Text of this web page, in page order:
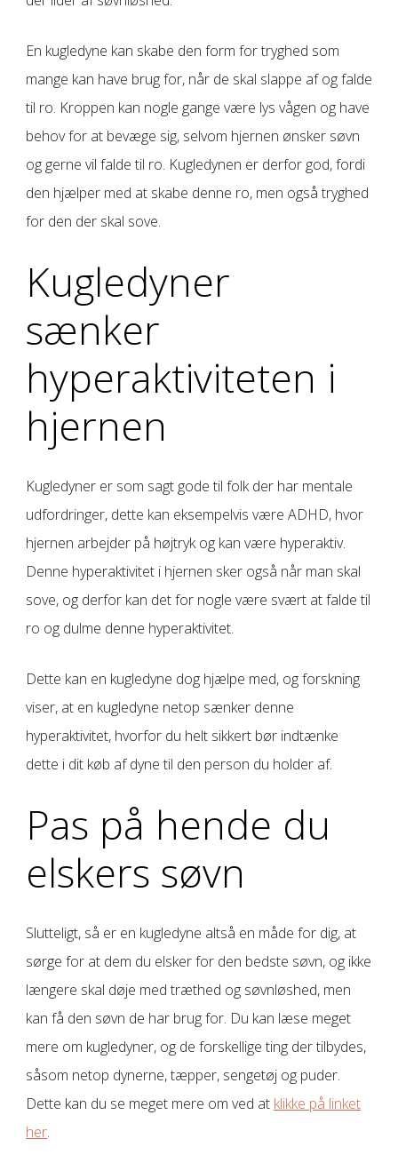
En kugledyne kan skabe den form for tryghed som
mange kan have brug for, når de skal slappe af og falde
til ro. Kroppen kan nogle gange være lys vågen og have
behov for at bevæge sig, selvom hjernen ønsker søvn
og gerne vil falde til ro. Kugledynen er derfor god, fordi
den hjælper med at skabe denne ro, men også tryghed
for den der skal sove.
Kugledyner
sænker
hyperaktiviteten i
hjernen
Kugledyner er som sagt gode til folk der har mentale
udfordringer, dette kan eksempelvis være ADHD, hvor
hjernen arbejder på højtryk og kan være hyperaktiv.
Denne hyperaktivitet i hjernen sker også når man skal
sove, og derfor kan det for nogle være svært at falde til
ro og dulme denne hyperaktivitet.
Dette kan en kugledyne dog hjælpe med, og forskning
viser, at en kugledyne netop sænker denne
hyperaktivitet, hvorfor du helt sikkert bør indtænke
dette i dit køb af dyne til den person du holder af.
Pas på hende du
elskers søvn
Slutteligt, så er en kugledyne altså en måde for dig, at
sørge for at dem du elsker for den bedste søvn, og ikke
længere skal døje med træthed og søvnløshed, men
kan få den søvn de har brug for. Du kan læse meget
mere om kugledyner, og de forskellige ting der tilbydes,
såsom netop dynerne, tæpper, sengetøj og puder.
Dette kan du se meget mere om ved at klikke på linket
her.